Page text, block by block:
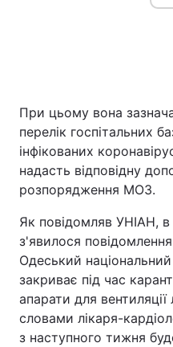
При цьому вона
перелік госпітальних
інфікованих
надасть відповідну
розпорядження МОЗ.
Як повідомляв УНІАН,
з'явилося
Одеський
закриває під час
апарати для
словами лікаря-
з наступного тижня